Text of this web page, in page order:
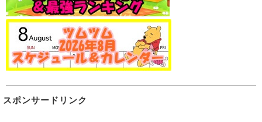
スポンサードリンク